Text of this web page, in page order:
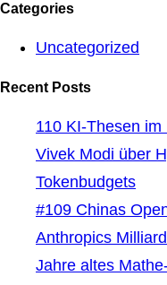
Categories
Uncategorized
Recent Posts
110 KI-Thesen
Vivek Modi über
Tokenbudgets
#109 Chinas
Anthropics
Jahre altes